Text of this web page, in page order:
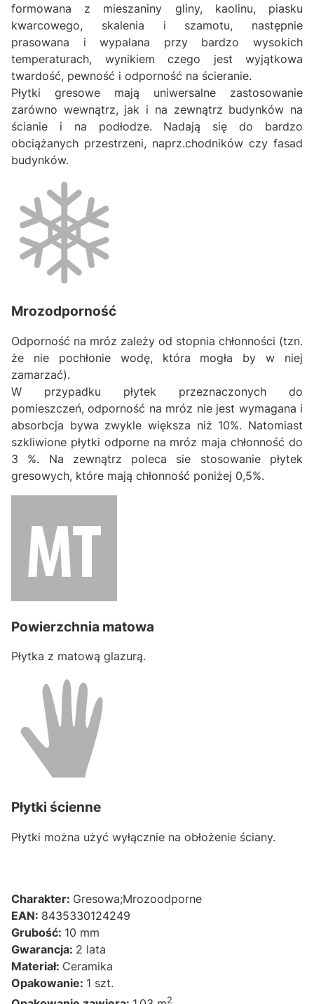
formowana z mieszaniny gliny, kaolinu, piasku
kwarcowego, skalenia i szamotu, następnie
prasowana i wypalana przy bardzo wysokich
temperaturach, wynikiem czego jest wyjątkowa
twardość, pewność i odporność na ścieranie.
Płytki gresowe mają uniwersalne zastosowanie
zarówno wewnątrz, jak i na zewnątrz budynków na
ścianie i na podłodze. Nadają się do bardzo
obciążanych przestrzeni, naprz.chodników czy fasad
budynków.
Mrozodporność
Odporność na mróz zależy od stopnia chłonności (tzn.
że nie pochłonie wodę, która mogła by w niej
zamarzać).
W przypadku płytek przeznaczonych do
pomieszczeń, odporność na mróz nie jest wymagana i
absorbcja bywa zwykle większa niż 10%. Natomiast
szkliwione płytki odporne na mróz maja chłonność do
3 %. Na zewnątrz poleca sie stosowanie płytek
gresowych, które mają chłonność poniżej 0,5%.
Powierzchnia matowa
Płytka z matową glazurą.
Płytki ścienne
Płytki można użyć wyłącznie na obłożenie ściany.
Charakter: Gresowa;Mrozoodporne
EAN: 8435330124249
Grubość: 10 mm
Gwarancja: 2 lata
Materiał: Ceramika
Opakowanie: 1 szt.
2